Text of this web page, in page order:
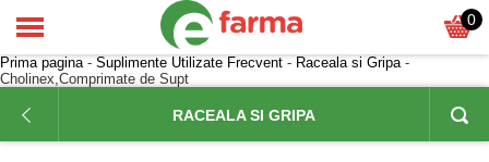
0
Prima pagina- Suplimente Utilizate Frecvent - Raceala si Gripa-
Cholinex,Comprimate de Supt
RACEALA SI GRIPA